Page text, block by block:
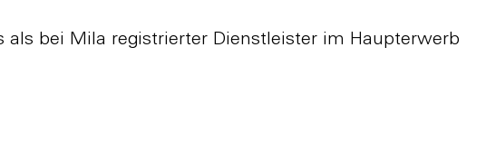
bei Mila registrierter Dienstleister im Haupterwerb